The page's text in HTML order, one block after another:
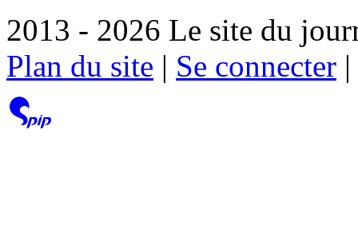
2013 - 2026 Le site du
Plan du site | Se connecter |